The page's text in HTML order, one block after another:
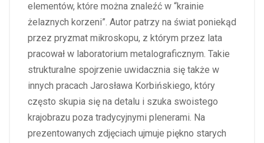
elementów, które można znaleźć w “krainie
żelaznych korzeni”. Autor patrzy na świat poniekąd
przez pryzmat mikroskopu, z którym przez lata
pracował w laboratorium metalograficznym. Takie
strukturalne spojrzenie uwidacznia się także w
innych pracach Jarosława Korbińskiego, który
często skupia się na detalu i szuka swoistego
krajobrazu poza tradycyjnymi plenerami. Na
prezentowanych zdjęciach ujmuje piękno starych